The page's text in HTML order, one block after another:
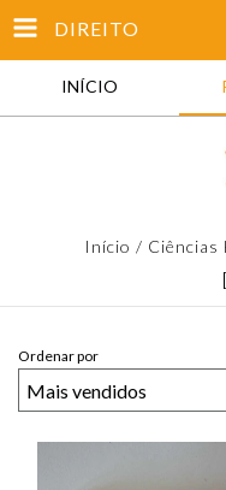
DIREITO
INÍCIO
Início / Ciências
Ordenar por